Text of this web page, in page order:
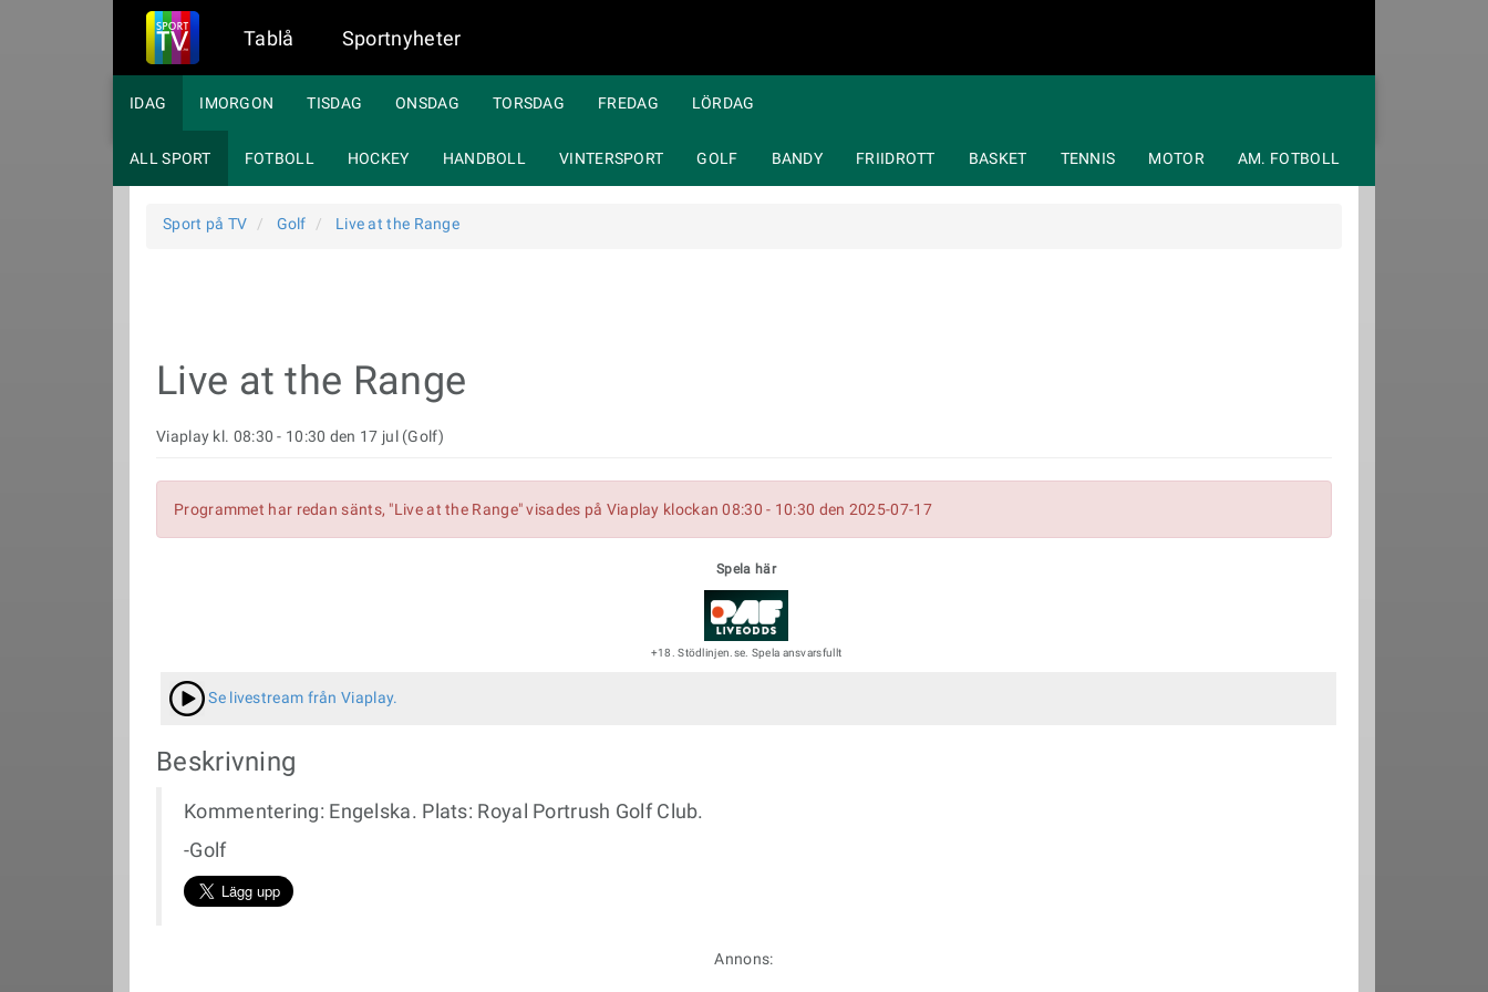
Tablå Sportnyheter
IDAG IMORGON TISDAG ONSDAG TORSDAG FREDAG LÖRDAG
ALL SPORT FOTBOLL HOCKEY HANDBOLL VINTERSPORT GOLF BANDY FRIIDROTT BASKET TENNIS MOTOR AM. FOTBOLL
Sport på TV Golf Live at the Range
Live at the Range
Viaplay kl. 08:30 - 10:30 den 17 jul (Golf)
Programmet har redan sänts, "Live at the Range" visades på Viaplay klockan 08:30 - 10:30 den 2025-07-17
Spela här
+18. Stödlinjen.se. Spela ansvarsfullt
Se livestream från Viaplay.
Beskrivning
Kommentering: Engelska. Plats: Royal Portrush Golf Club.
-Golf
Annons: